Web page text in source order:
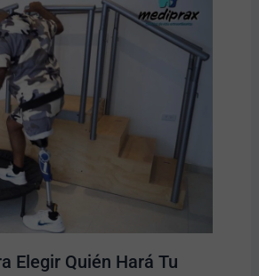
Elegir Quién Hará Tu